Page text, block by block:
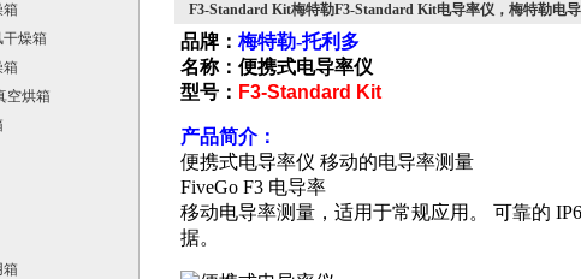
箱
燥箱
箱
空烘箱
箱
F3-Standard Kit梅特勒F3-Standard Kit电导率仪，梅特勒电
品牌： 梅特勒-托利多
名称：便携式电导率仪
型号： F3-Standard Kit
产品简介：
便携式电导率仪 移动的电导率测量
FiveGo F3 电导率
移动电导率测量，适用于常规应用。 可靠的
据。